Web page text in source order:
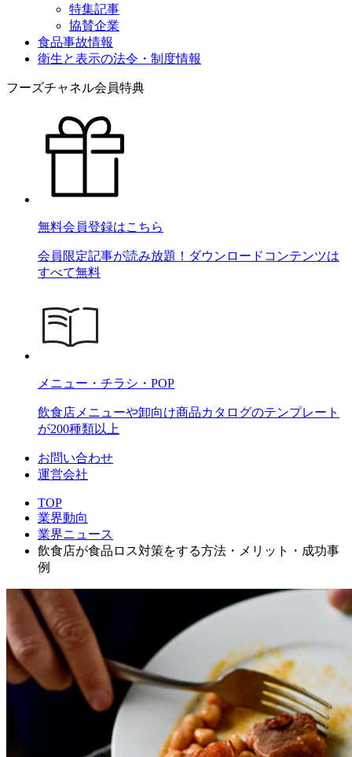
特集記事
協賛企業
食品事故情報
衛生と表示の法令・制度情報
フーズチャネル会員特典
無料会員登録はこちら
会員限定記事が読み放題！ダウンロードコンテンツは
すべて無料
メニュー・チラシ・POP
飲食店メニューや卸向け商品カタログのテンプレート
が200種類以上
お問い合わせ
運営会社
TOP
業界動向
業界ニュース
飲食店が食品ロス対策をする方法・メリット・成功事
例